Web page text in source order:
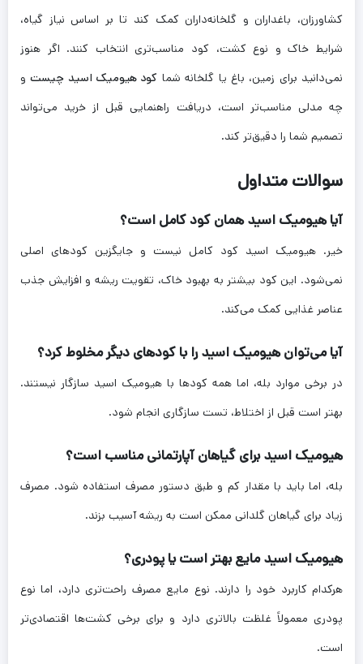
کشاورزان، باغداران و گلخانه‌داران کمک کند تا بر اساس نیاز گیاه،
شرایط خاک و نوع کشت، کود مناسب‌تری انتخاب کنند. اگر هنوز
نمی‌دانید برای زمین، باغ یا گلخانه شما کود هیومیک اسید چیستو
چه مدلی مناسب‌تر است، دریافت راهنمایی قبل از خرید می‌تواند
تصمیم شما را دقیق‌تر کند.
سوالات متداول
آیا هیومیک اسید همان کود کامل است؟
خیر. هیومیک اسید کود کامل نیست و جایگزین کودهای اصلی
نمی‌شود. این کود بیشتر به بهبود خاک، تقویت ریشه و افزایش جذب
عناصر غذایی کمک می‌کند.
آیا می‌توان هیومیک اسید را با کودهای دیگر مخلوط کرد؟
در برخی موارد بله، اما همه کودها با هیومیک اسید سازگار نیستند.
بهتر است قبل از اختلاط، تست سازگاری انجام شود.
هیومیک اسید برای گیاهان آپارتمانی مناسب است؟
بله، اما باید با مقدار کم و طبق دستور مصرف استفاده شود. مصرف
زیاد برای گیاهان گلدانی ممکن است به ریشه آسیب بزند.
هیومیک اسید مایع بهتر است یا پودری؟
هرکدام کاربرد خود را دارند. نوع مایع مصرف راحت‌تری دارد، اما نوع
پودری معمولاً غلظت بالاتری دارد و برای برخی کشت‌ها اقتصادی‌تر
است.